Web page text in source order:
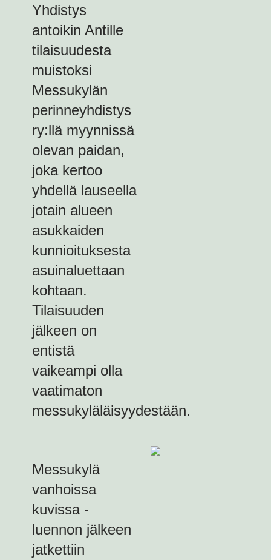
Yhdistys
antoikin Antille
tilaisuudesta
muistoksi
Messukylän
perinneyhdistys
ry:llä myynnissä
olevan paidan,
joka kertoo
yhdellä lauseella
jotain alueen
asukkaiden
kunnioituksesta
asuinaluettaan
kohtaan.
Tilaisuuden
jälkeen on
entistä
vaikeampi olla
vaatimaton
messukyläläisyydestään.
Messukylä
vanhoissa
kuvissa -
luennon jälkeen
jatkettiin